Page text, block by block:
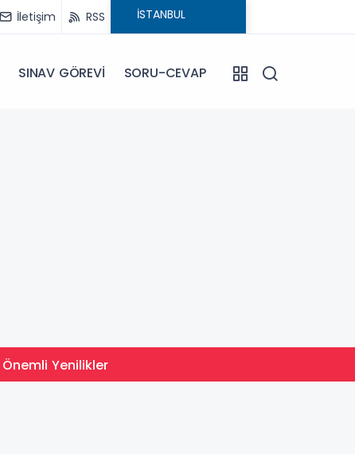
İletişim RSS
SINAV GÖREVİ SORU-CEVAP
Yenilikler